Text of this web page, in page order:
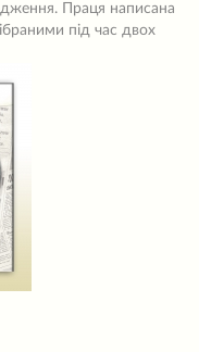
Праця написана
під час двох